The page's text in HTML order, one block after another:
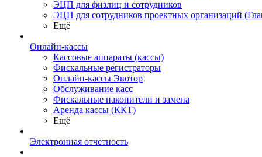
ЭЦП для физлиц и сотрудников
ЭЦП для сотрудников проектных организаций
Ещё
Онлайн-кассы
Кассовые аппараты (кассы)
Фискальные регистраторы
Онлайн-кассы Эвотор
Обслуживание касс
Фискальные накопители и замена
Аренда кассы (ККТ)
Ещё
Электронная отчетность